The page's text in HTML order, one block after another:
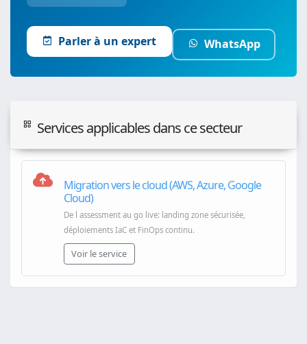
Parler à un expert WhatsApp
Services applicables dans ce secteur
Migration vers le cloud (AWS, Azure, Google
Cloud)
De l assessment au go live: landing zone sécurisée,
déploiements IaC et FinOps continu.
Voir le service